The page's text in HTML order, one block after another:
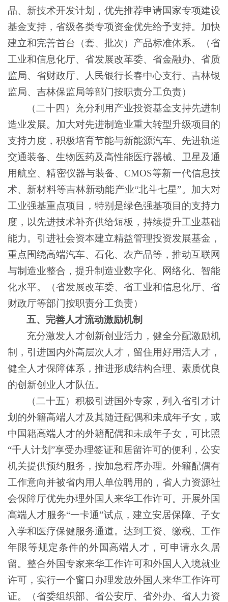
品、新技术开发计划，优先推荐申请国家专项建设
基金支持，省级各类专项资金优先给予支持。加快
建立和完善首台（套、批次）产品标准体系。（省
工业和信息化厅、省发展改革委、省金融办、省质
监局、省财政厅、人民银行长春中心支行、吉林银
监局、吉林保监局等部门按职责分工负责）
（二十四）充分利用产业投资基金支持先进制
造业发展。加大对先进制造业重大转型升级项目的
支持力度，积极培育节能与新能源汽车、先进轨道
交通装备、生物医药及高性能医疗器械、卫星及通
用航空、精密仪器与装备、CMOS等新一代信息技
术、新材料等吉林新动能产业“北斗七星”。加大对
工业强基重点项目，特别是绿色强基项目的支持力
度，以先进技术补齐供给短板，持续提升工业基础
能力。引进社会资本建立精益管理投资发展基金，
重点围绕高端汽车、石化、农产品等，推动互联网
与制造业整合，提升制造业数字化、网络化、智能
化水平。（省发展改革委、省工业和信息化厅、省
财政厅等部门按职责分工负责）
五、完善人才流动激励机制
充分激发人才创新创业活力，健全分配激励机
制，引进国内外高层次人才，留住用好用活人才，
健全人才保障体系，推进形成结构合理、素质优良
的创新创业人才队伍。
（二十五）积极引进国外专家，列入省引才计
划的外籍高端人才及其随迁配偶和未成年子女，或
中国籍高端人才的外籍配偶和未成年子女，可比照
“千人计划”享受办理签证和居留许可的便利，公安
机关提供预约服务，按加急程序办理。外籍配偶有
工作意向并被省内用人单位聘用的，省人力资源社
会保障厅优先办理外国人来华工作许可。开展外国
高端人才服务“一卡通”试点，建立安居保障、子女
入学和医疗保健服务通道。达到工资、缴税、工作
年限等规定条件的外国高端人才，可申请永久居
留。整合外国专家来华工作许可和外国人入境就业
许可，实行一个窗口办理发放外国人来华工作许可
证。（省委组织部、省公安厅、省外办、省人力资